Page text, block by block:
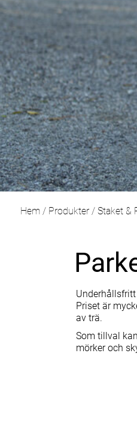
Hem/ Produkter/ Staket &
Priset är
av trä.
Som tillval
mörker och